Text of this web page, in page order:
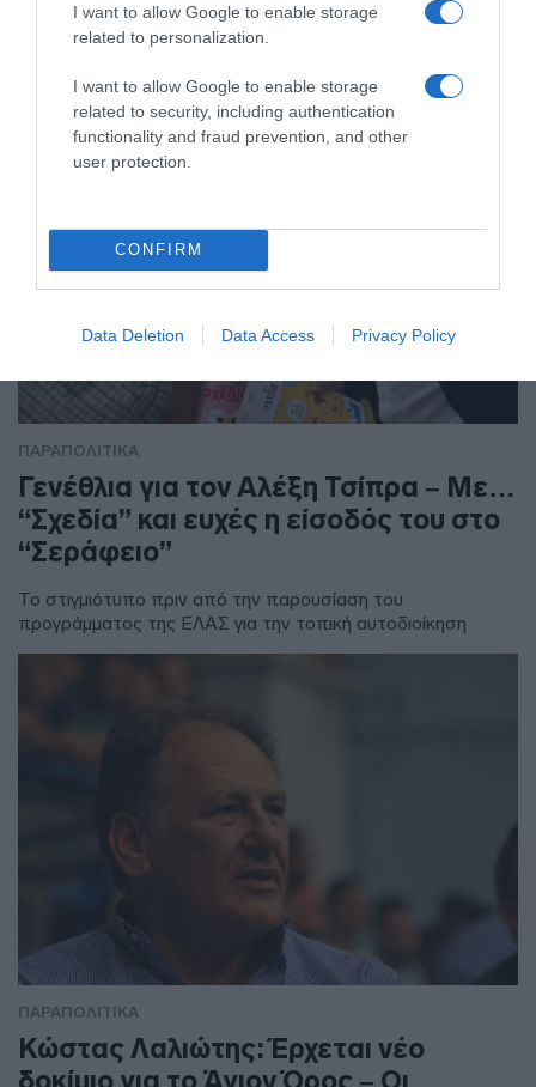
I want to allow Google to enable storage
related to personalization.
I want to allow Google to enable storage
related to security, including authentication
functionality and fraud prevention, and other
user protection.
CONFIRM
Data Deletion Data Access Privacy Policy
Η Βασιλική Πολύζου υποστηρίζει από την πλευρά της ότι η
Κωνσταντοπούλου την κατηγορούσε ότι είναι μέλος
ΠΑΡΑΠΟΛΙΤΙΚΑ
Γενέθλια για τον Αλέξη Τσίπρα – Με…
“Σχεδία” και ευχές η είσοδός του στο
“Σεράφειο”
Το στιγμιότυπο πριν από την παρουσίαση του
προγράμματος της ΕΛΑΣ για την τοπική αυτοδιοίκηση
ΠΑΡΑΠΟΛΙΤΙΚΑ
Κώστας Λαλιώτης: Έρχεται νέο